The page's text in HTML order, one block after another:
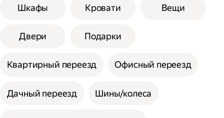
Шкафы Кровати Вещи
Двери Подарки
Квартирный переезд Офисный переезд
Дачный переезд Шины/колеса